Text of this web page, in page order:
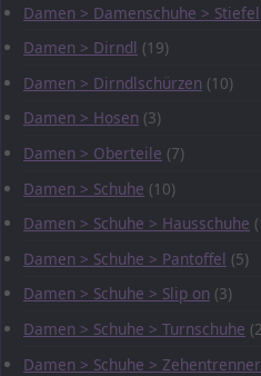
Damen > Damenschuhe > Stiefel
Damen > Dirndl (19)
Damen > Dirndlschürzen (10)
Damen > Hosen (3)
Damen > Oberteile (7)
Damen > Schuhe (10)
Damen > Schuhe > Hausschuhe
Damen > Schuhe > Pantoffel (5)
Damen > Schuhe > Slip on (3)
Damen > Schuhe > Turnschuhe
Damen > Schuhe > Zehentrenner